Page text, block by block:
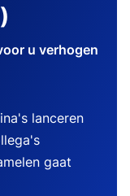
u verhogen
lanceren
gaat